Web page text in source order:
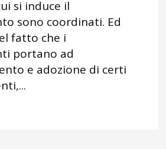
si induce il
sono coordinati. Ed
fatto che i
portano ad
e adozione di certi